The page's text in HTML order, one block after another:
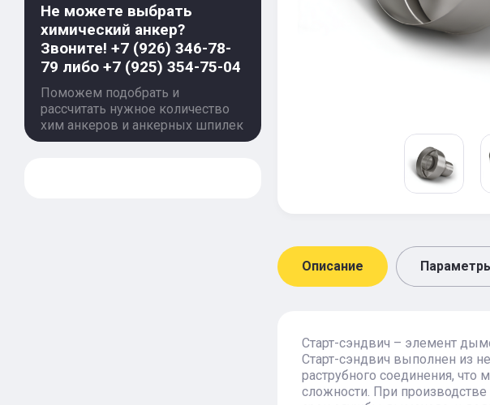
Не можете выбрать
химический анкер?
Звоните! +7 (926) 346-78-
79 либо +7 (925) 354-75-04
Поможем подобрать и
рассчитать нужное количество
хим анкеров и анкерных шпилек
Описание
Старт-сэндвич – элемент
Старт-сэндвич выполнен из
раструбного соединения,
сложности. При